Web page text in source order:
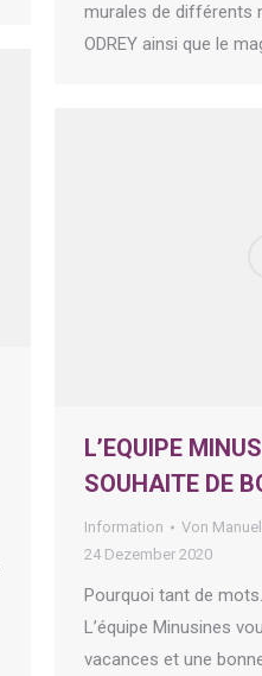
murales de différents
ODREY ainsi que le
L’EQUIPE
SOUHAITE DE
Information Von
24 Dezember 2020
Pourquoi tant de
L’équipe Minusines
vacances et une